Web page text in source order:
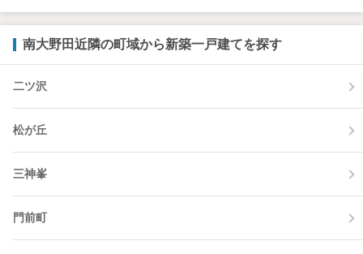
南大野田近隣の町域から新築一戸建てを探す
二ツ沢
松が丘
三神峯
門前町